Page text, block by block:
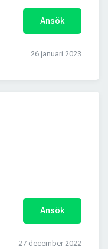
Ansök
26 januari 2023
Ansök
27 december 2022